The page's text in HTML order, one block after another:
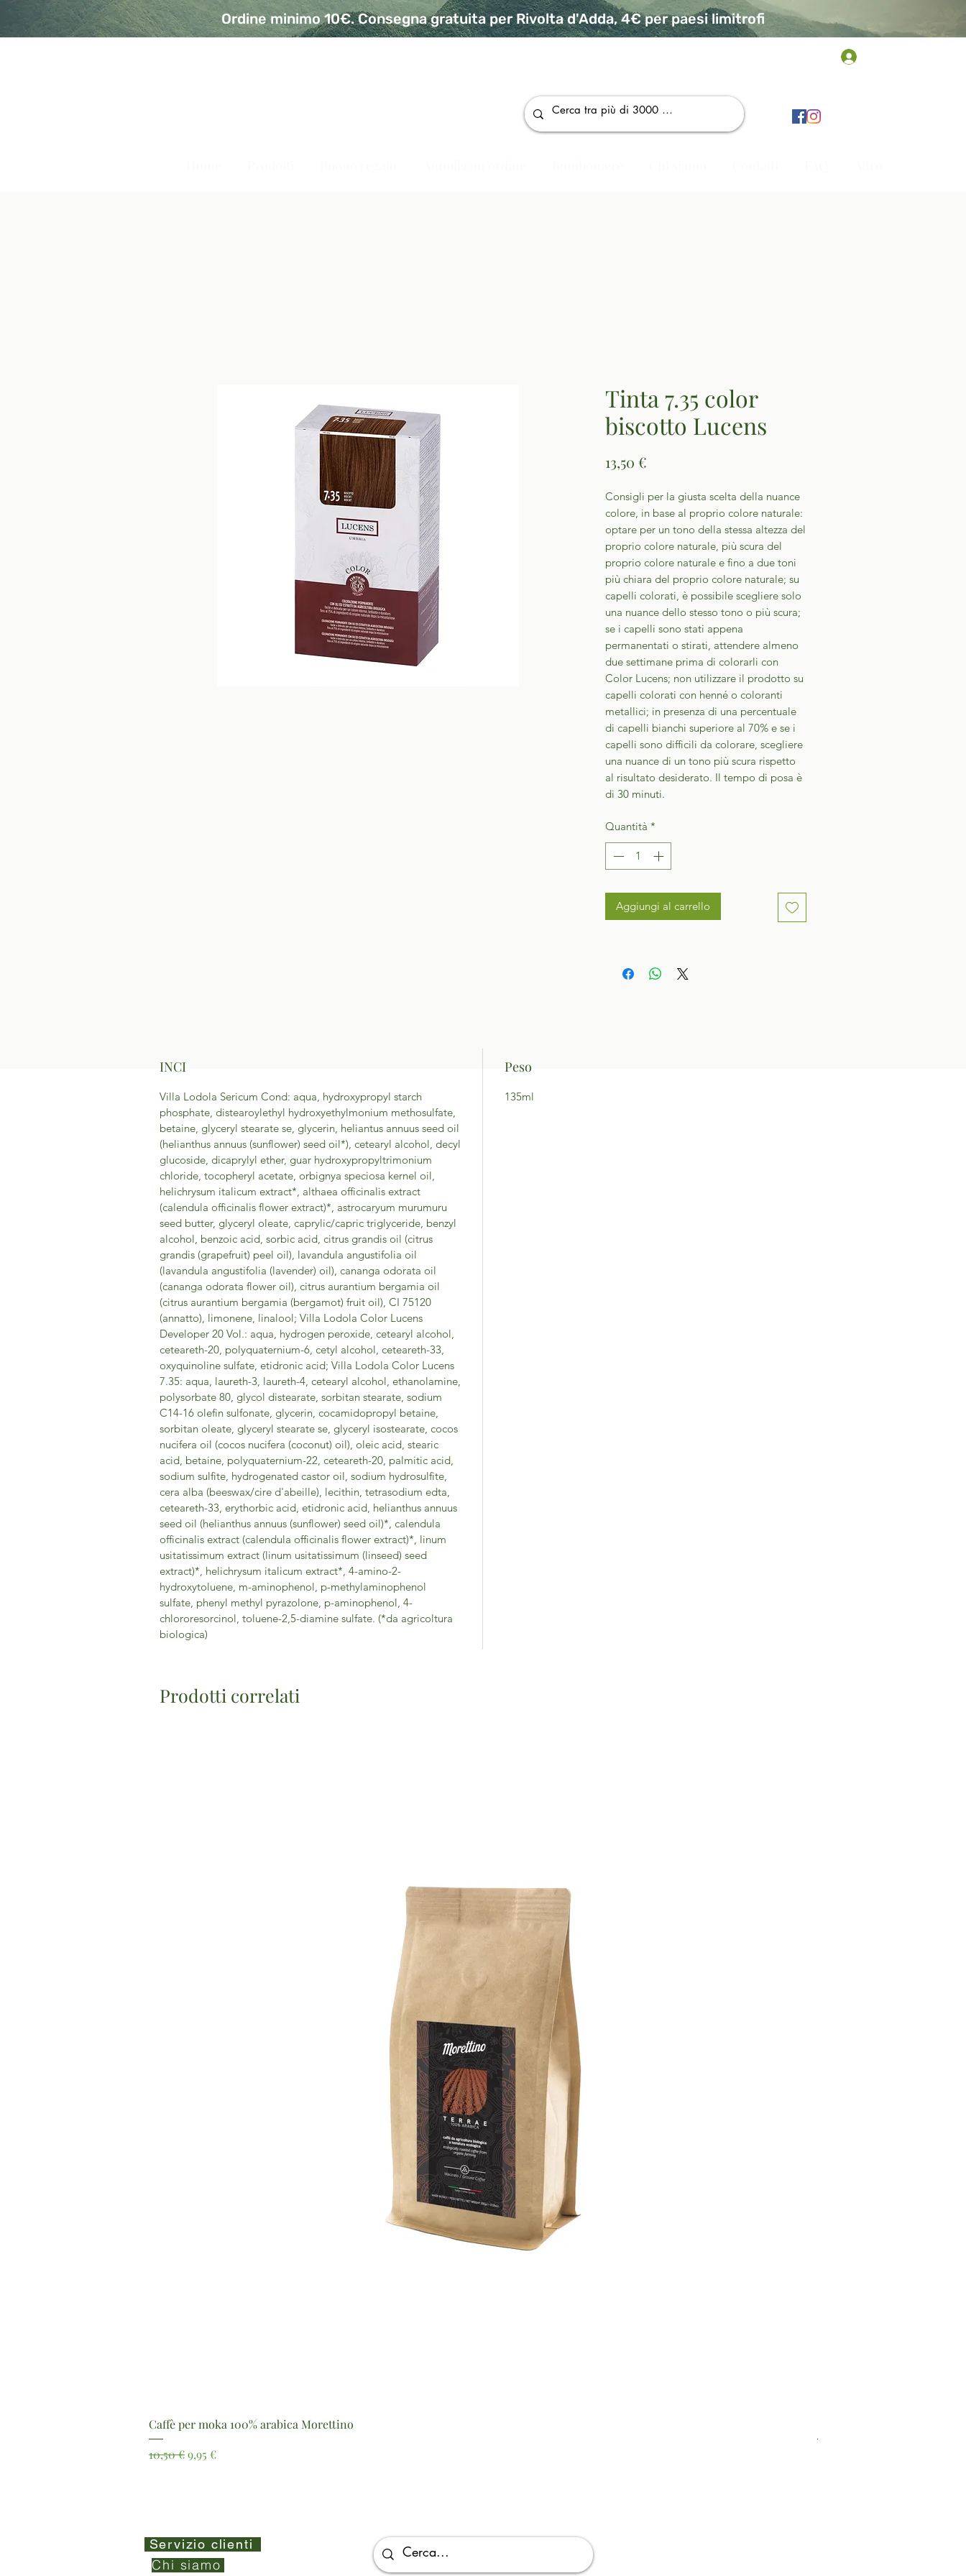
Ordine minimo 10€. Consegna gratuita per Rivolta d'Adda, 4€ per paesi limitrofi
Tinta 7.35 color
biscotto Lucens
13,50 €
Consigli per la giusta scelta della nuance
colore, in base al proprio colore naturale:
optare per un tono della stessa altezza del
proprio colore naturale, più scura del
proprio colore naturale e fino a due toni
più chiara del proprio colore naturale; su
capelli colorati, è possibile scegliere solo
una nuance dello stesso tono o più scura;
se i capelli sono stati appena
permanentati o stirati, attendere almeno
due settimane prima di colorarli con
Color Lucens; non utilizzare il prodotto su
capelli colorati con henné o coloranti
metallici; in presenza di una percentuale
di capelli bianchi superiore al 70% e se i
capelli sono difficili da colorare, scegliere
una nuance di un tono più scura rispetto
al risultato desiderato. Il tempo di posa è
di 30 minuti.
Quantità *
Aggiungi al carrello
INCI
Villa Lodola Sericum Cond: aqua, hydroxypropyl starch
phosphate, distearoylethyl hydroxyethylmonium methosulfate,
betaine, glyceryl stearate se, glycerin, heliantus annuus seed oil
(helianthus annuus (sunflower) seed oil*), cetearyl alcohol, decyl
glucoside, dicaprylyl ether, guar hydroxypropyltrimonium
chloride, tocopheryl acetate, orbignya speciosa kernel oil,
helichrysum italicum extract*, althaea officinalis extract
(calendula officinalis flower extract)*, astrocaryum murumuru
seed butter, glyceryl oleate, caprylic/capric triglyceride, benzyl
alcohol, benzoic acid, sorbic acid, citrus grandis oil (citrus
grandis (grapefruit) peel oil), lavandula angustifolia oil
(lavandula angustifolia (lavender) oil), cananga odorata oil
(cananga odorata flower oil), citrus aurantium bergamia oil
(citrus aurantium bergamia (bergamot) fruit oil), CI 75120
(annatto), limonene, linalool; Villa Lodola Color Lucens
Developer 20 Vol.: aqua, hydrogen peroxide, cetearyl alcohol,
ceteareth-20, polyquaternium-6, cetyl alcohol, ceteareth-33,
oxyquinoline sulfate, etidronic acid; Villa Lodola Color Lucens
7.35: aqua, laureth-3, laureth-4, cetearyl alcohol, ethanolamine,
polysorbate 80, glycol distearate, sorbitan stearate, sodium
C14-16 olefin sulfonate, glycerin, cocamidopropyl betaine,
sorbitan oleate, glyceryl stearate se, glyceryl isostearate, cocos
nucifera oil (cocos nucifera (coconut) oil), oleic acid, stearic
acid, betaine, polyquaternium-22, ceteareth-20, palmitic acid,
sodium sulfite, hydrogenated castor oil, sodium hydrosulfite,
cera alba (beeswax/cire d'abeille), lecithin, tetrasodium edta,
ceteareth-33, erythorbic acid, etidronic acid, helianthus annuus
seed oil (helianthus annuus (sunflower) seed oil)*, calendula
officinalis extract (calendula officinalis flower extract)*, linum
usitatissimum extract (linum usitatissimum (linseed) seed
extract)*, helichrysum italicum extract*, 4-amino-2-
hydroxytoluene, m-aminophenol, p-methylaminophenol
sulfate, phenyl methyl pyrazolone, p-aminophenol, 4-
chlororesorcinol, toluene-2,5-diamine sulfate. (*da agricoltura
biologica)
Peso
135ml
Prodotti correlati
Caffè per moka 100% arabica Morettino
Prezzo regolare
10,50 €Prezzo scontato
9,95 €
Servizio clienti
Chi siamo